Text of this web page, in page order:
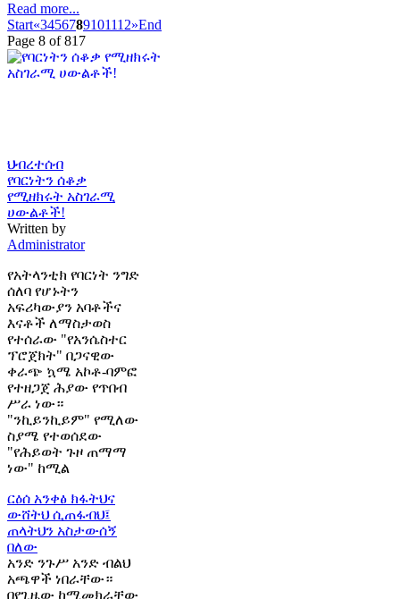
Read more...
Start«3456789101112»End
Page 8 of 817
ህብረተሰብ
የባርነትን ሰቆቃ
የሚዘክሩት አስገራሚ
ሀውልቶች!
Written by
Administrator
የአትላንቲክ የባርነት ንግድ
ሰለባ የሆኑትን
አፍሪካውያን አባቶችና
እናቶች ለማስታወስ
የተሰራው "የአንሴስተር
ፕሮጀክት" በጋናዊው
ቀራጭ ኳሜ አኮቶ-ባምፎ
የተዘጋጀ ሕያው የጥበብ
ሥራ ነው።
"ንኪይንኪይም" የሚለው
ስያሜ የተወሰደው
"የሕይወት ጉዞ ጠማማ
ነው" ከሚል
ርዕሰ አንቀፅ ክፋትህና
ውሸትህ ሲጠፋብህ፤
ጠላትህን አስታውሰኝ
በለው
አንድ ንጉሥ አንድ ብልህ
አጫዋች ነበራቸው።
በየጊዜው ከሚመክራቸው